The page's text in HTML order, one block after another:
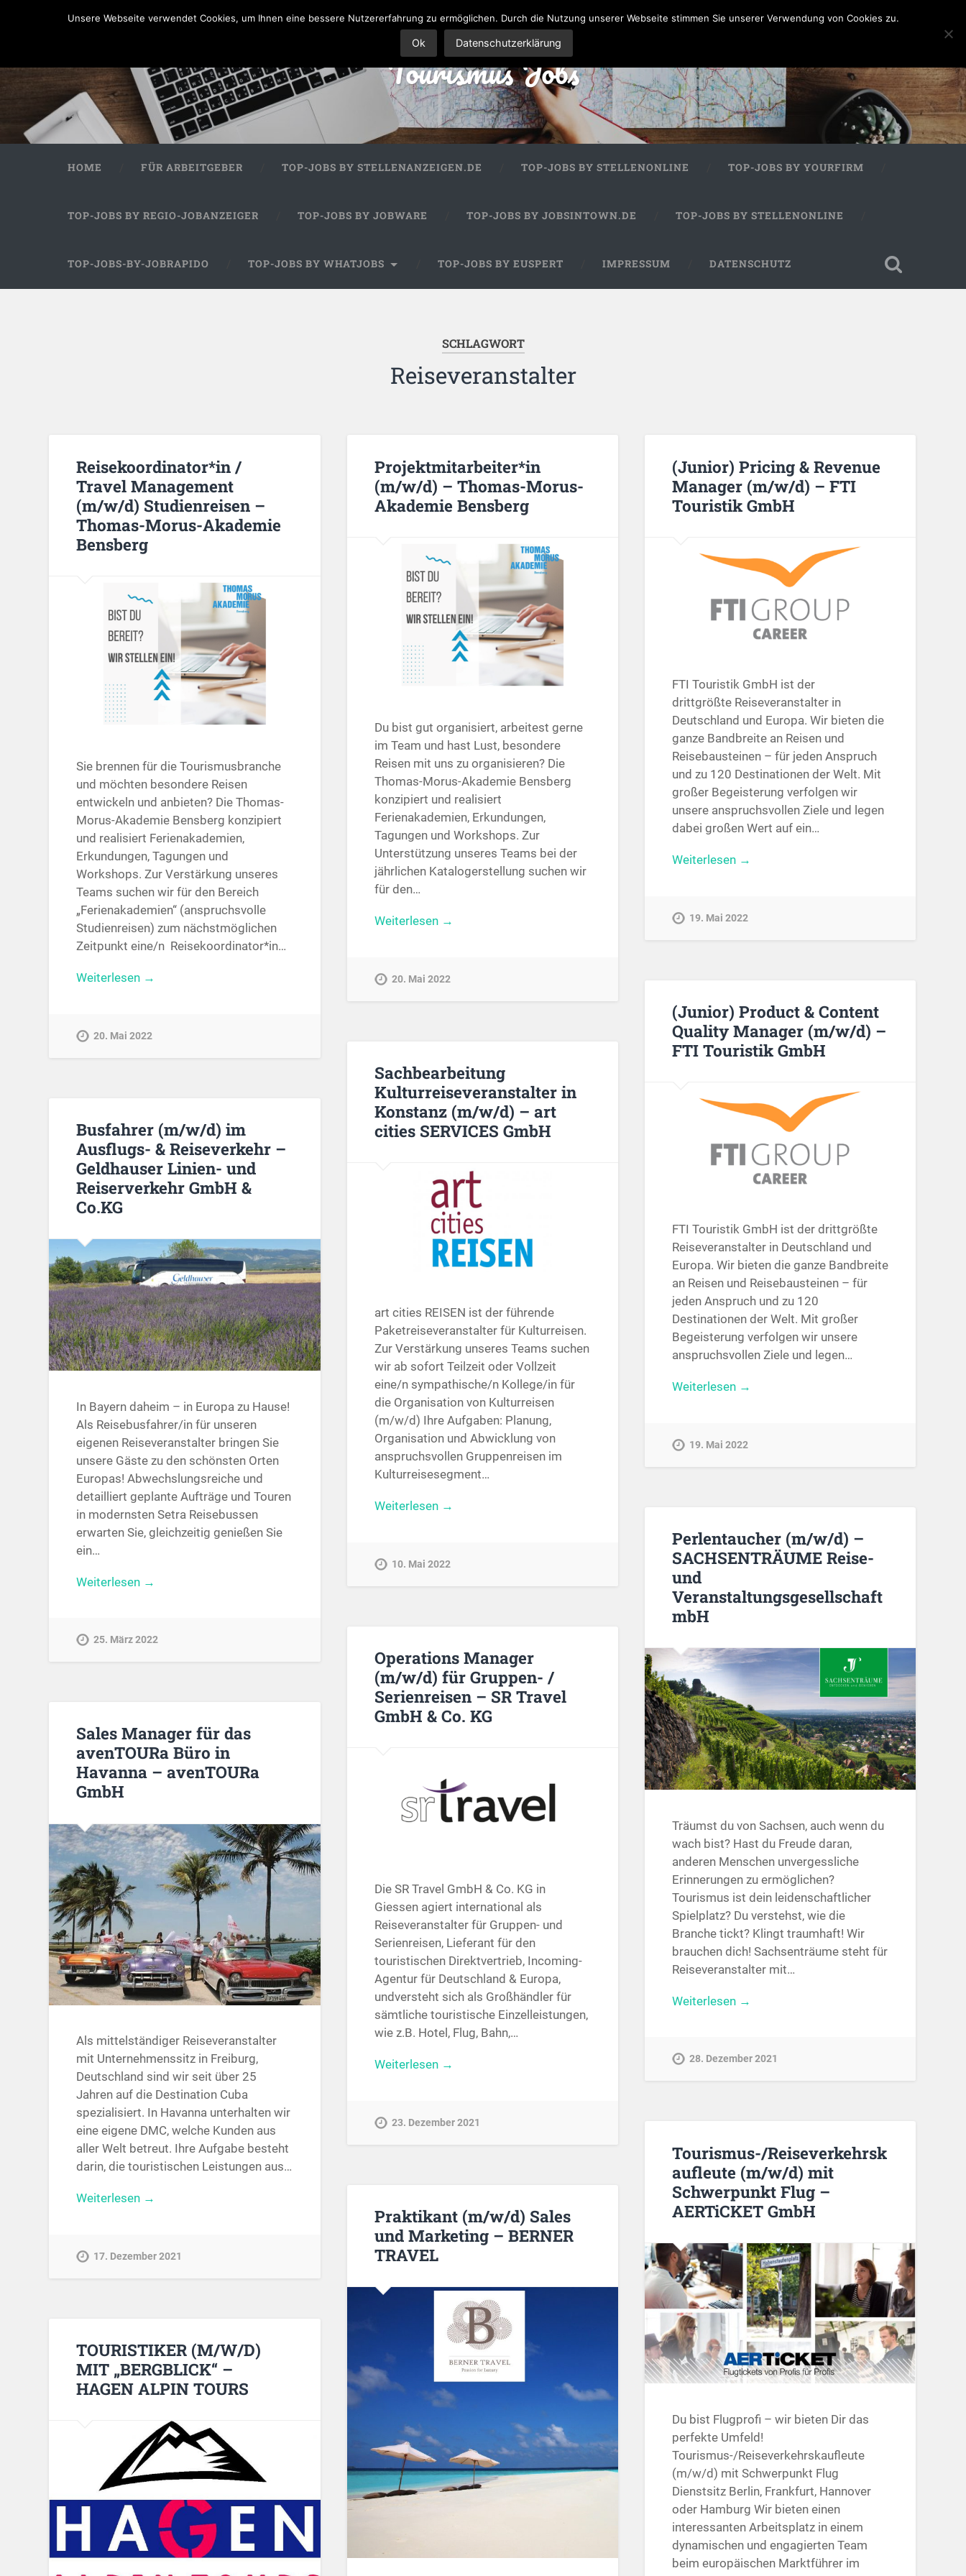
Tourismus Jobs
HOME FÜR ARBEITGEBER TOP-JOBS BY STELLENANZEIGEN.DE TOP-JOBS BY STELLENONLINE TOP-JOBS BY YOURFIRM
TOP-JOBS BY REGIO-JOBANZEIGER TOP-JOBS BY JOBWARE TOP-JOBS BY JOBSINTOWN.DE TOP-JOBS BY STELLENONLINE
TOP-JOBS-BY-JOBRAPIDO TOP-JOBS BY WHATJOBS TOP-JOBS BY EUSPERT IMPRESSUM DATENSCHUTZ
SCHLAGWORT
Reiseveranstalter
Reisekoordinator*in /
Travel Management
(m/w/d) Studienreisen –
Thomas-Morus-Akademie
Bensberg
Sie brennen für die Tourismusbranche
und möchten besondere Reisen
entwickeln und anbieten? Die Thomas-
Morus-Akademie Bensberg konzipiert
und realisiert Ferienakademien,
Erkundungen, Tagungen und
Workshops. Zur Verstärkung unseres
Teams suchen wir für den Bereich
„Ferienakademien“ (anspruchsvolle
Studienreisen) zum nächstmöglichen
Zeitpunkt eine/n Reisekoordinator*in…
Weiterlesen →
20. Mai 2022
Projektmitarbeiter*in
(m/w/d) – Thomas-Morus-
Akademie Bensberg
Du bist gut organisiert, arbeitest gerne
im Team und hast Lust, besondere
Reisen mit uns zu organisieren? Die
Thomas-Morus-Akademie Bensberg
konzipiert und realisiert
Ferienakademien, Erkundungen,
Tagungen und Workshops. Zur
Unterstützung unseres Teams bei der
jährlichen Katalogerstellung suchen wir
für den…
Weiterlesen →
20. Mai 2022
(Junior) Pricing & Revenue
Manager (m/w/d) – FTI
Touristik GmbH
FTI Touristik GmbH ist der
drittgrößte Reiseveranstalter in
Deutschland und Europa. Wir bieten die
ganze Bandbreite an Reisen und
Reisebausteinen – für jeden Anspruch
und zu 120 Destinationen der Welt. Mit
großer Begeisterung verfolgen wir
unsere anspruchsvollen Ziele und legen
dabei großen Wert auf ein…
Weiterlesen →
19. Mai 2022
(Junior) Product & Content
Quality Manager (m/w/d) –
FTI Touristik GmbH
FTI Touristik GmbH ist der drittgrößte
Reiseveranstalter in Deutschland und
Europa. Wir bieten die ganze Bandbreite
an Reisen und Reisebausteinen – für
jeden Anspruch und zu 120
Destinationen der Welt. Mit großer
Begeisterung verfolgen wir unsere
anspruchsvollen Ziele und legen…
Weiterlesen →
19. Mai 2022
Sachbearbeitung
Kulturreiseveranstalter in
Konstanz (m/w/d) – art
cities SERVICES GmbH
art cities REISEN ist der führende
Paketreiseveranstalter für Kulturreisen.
Zur Verstärkung unseres Teams suchen
wir ab sofort Teilzeit oder Vollzeit
eine/n sympathische/n Kollege/in für
die Organisation von Kulturreisen
(m/w/d) Ihre Aufgaben: Planung,
Organisation und Abwicklung von
anspruchsvollen Gruppenreisen im
Kulturreisesegment…
Weiterlesen →
10. Mai 2022
Busfahrer (m/w/d) im
Ausflugs- & Reiseverkehr –
Geldhauser Linien- und
Reiserverkehr GmbH &
Co.KG
In Bayern daheim – in Europa zu Hause!
Als Reisebusfahrer/in für unseren
eigenen Reiseveranstalter bringen Sie
unsere Gäste zu den schönsten Orten
Europas! Abwechslungsreiche und
detailliert geplante Aufträge und Touren
in modernsten Setra Reisebussen
erwarten Sie, gleichzeitig genießen Sie
ein…
Weiterlesen →
25. März 2022
Perlentaucher (m/w/d) –
SACHSENTRÄUME Reise-
und
Veranstaltungsgesellschaft
mbH
Träumst du von Sachsen, auch wenn du
wach bist? Hast du Freude daran,
anderen Menschen unvergessliche
Erinnerungen zu ermöglichen?
Tourismus ist dein leidenschaftlicher
Spielplatz? Du verstehst, wie die
Branche tickt? Klingt traumhaft! Wir
brauchen dich! Sachsenträume steht für
Reiseveranstalter mit…
Weiterlesen →
28. Dezember 2021
Operations Manager
(m/w/d) für Gruppen- /
Serienreisen – SR Travel
GmbH & Co. KG
Die SR Travel GmbH & Co. KG in
Giessen agiert international als
Reiseveranstalter für Gruppen- und
Serienreisen, Lieferant für den
touristischen Direktvertrieb, Incoming-
Agentur für Deutschland & Europa,
undversteht sich als Großhändler für
sämtliche touristische Einzelleistungen,
wie z.B. Hotel, Flug, Bahn,…
Weiterlesen →
23. Dezember 2021
Sales Manager für das
avenTOURa Büro in
Havanna – avenTOURa
GmbH
Als mittelständiger Reiseveranstalter
mit Unternehmenssitz in Freiburg,
Deutschland sind wir seit über 25
Jahren auf die Destination Cuba
spezialisiert. In Havanna unterhalten wir
eine eigene DMC, welche Kunden aus
aller Welt betreut. Ihre Aufgabe besteht
darin, die touristischen Leistungen aus…
Weiterlesen →
17. Dezember 2021
Tourismus-/Reiseverkehrsk
aufleute (m/w/d) mit
Schwerpunkt Flug –
AERTiCKET GmbH
Du bist Flugprofi – wir bieten Dir das
perfekte Umfeld!
Tourismus-/Reiseverkehrskaufleute
(m/w/d) mit Schwerpunkt Flug
Dienstsitz Berlin, Frankfurt, Hannover
oder Hamburg Wir bieten einen
interessanten Arbeitsplatz in einem
dynamischen und engagierten Team
beim europäischen Marktführer im
Praktikant (m/w/d) Sales
und Marketing – BERNER
TRAVEL
TOURISTIKER (M/W/D)
MIT „BERGBLICK“ –
HAGEN ALPIN TOURS
Unsere Webseite verwendet Cookies, um Ihnen eine bessere Nutzererfahrung zu ermöglichen. Durch die Nutzung unserer Webseite stimmen Sie unserer Verwendung von Cookies zu.
Ok Datenschutzerklärung